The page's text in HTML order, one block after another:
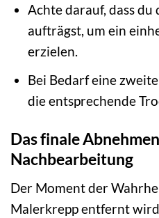
Achte darauf, dass
aufträgst, um ein
erzielen.
Bei Bedarf eine
die entsprechende
Das finale
Nachbearbeitung
Der Moment der
Malerkrepp entfernt